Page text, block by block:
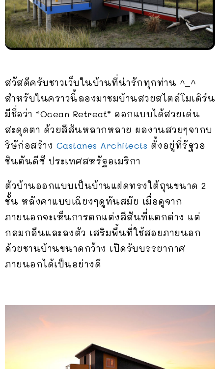
สวัสดีครับชาวเว็บในบ้านที่น่ารักทุกท่าน ^_^
สำหรับในคราวนี้ลองมาชมบ้านสวยสไตล์โมเดิร์น
มีชื่อว่า “Ocean Retreat” ออกแบบได้สวยเด่น
สะดุดตา ด้วยสีสันหลากหลาย ผลงานสวยๆจากบ
ริษัก่อสร้าง Castanes Architects ตั้งอยู่ที่รัฐวอ
ชินตันดีซี ประเทศสหรัฐอเมริกา
ตัวบ้านออกแบบเป็นบ้านแฝดทรงใต้ถุนขนาด 2
ชั้น หลังคาแบบเฉียงๆดูทันสมัย เมื่อดูจาก
ภายนอกจะเห็นการตกแต่งสีสันที่แตกต่าง แต่
กลมกลืนและลงตัว เสริมพื้นที่ใช้สอยภายนอก
ด้วยชานบ้านขนาดกว้าง เปิดรับบรรยากาศ
ภายนอกได้เป็นอย่างดี